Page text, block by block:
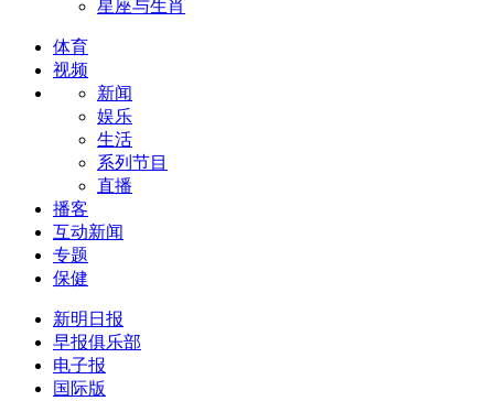
星座与生肖
体育
视频
新闻
娱乐
生活
系列节目
直播
播客
互动新闻
专题
保健
新明日报
早报俱乐部
电子报
国际版